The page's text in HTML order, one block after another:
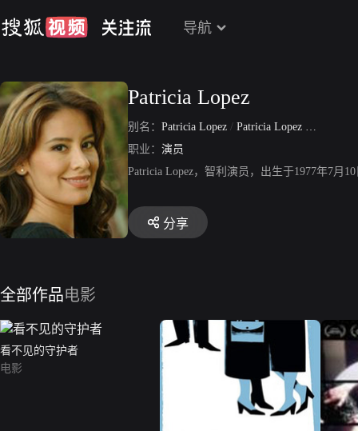
导航
Patricia Lopez
别名： Patricia Lopez / Patricia Lopez Menadier
职业： 演员
Patricia Lopez，智利演员，出生于1977年7月
分享
全部作品电影
看不见的守护者
电影